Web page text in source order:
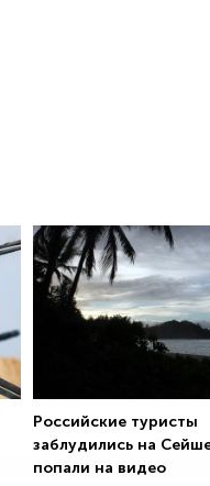
Российские туристы
заблудились на
попали на видео